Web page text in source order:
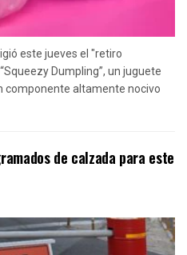
este jueves el "retiro
Dumpling”, un juguete
componente altamente nocivo
de calzada para este